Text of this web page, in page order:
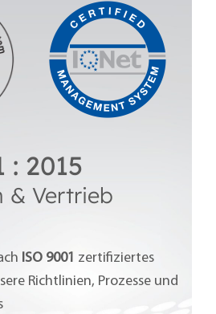
: 2015
& Vertrieb
ISO 9001 zertifiziertes
Richtlinien, Prozesse und